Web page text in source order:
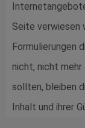
Seite verwiesen
Formulierungen
nicht, nicht
sollten, bleiben
Inhalt und ihrer